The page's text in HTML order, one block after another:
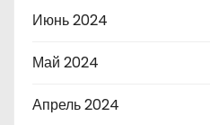
Июнь 2024
Май 2024
Апрель 2024